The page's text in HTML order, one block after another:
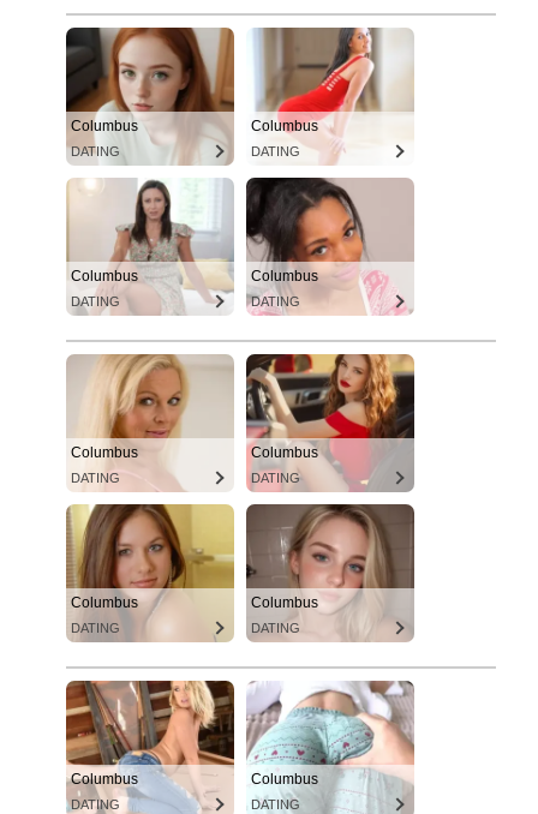
Columbus
DATING
Columbus
DATING
Columbus
DATING
Columbus
DATING
Columbus
DATING
Columbus
DATING
Columbus
DATING
Columbus
DATING
Columbus
DATING
Columbus
DATING